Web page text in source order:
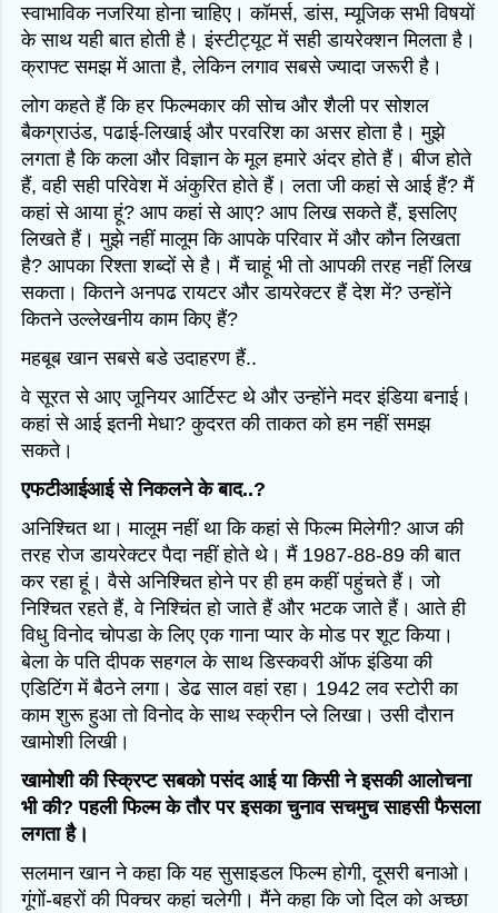
स्वाभाविक नजरिया होना चाहिए। कॉमर्स, डांस, म्यूजिक सभी विषयों
के साथ यही बात होती है। इंस्टीट्यूट में सही डायरेक्शन मिलता है।
क्राफ्ट समझ में आता है, लेकिन लगाव सबसे ज्यादा जरूरी है।
लोग कहते हैं कि हर फिल्मकार की सोच और शैली पर सोशल
बैकग्राउंड, पढाई-लिखाई और परवरिश का असर होता है। मुझे
लगता है कि कला और विज्ञान के मूल हमारे अंदर होते हैं। बीज होते
हैं, वही सही परिवेश में अंकुरित होते हैं। लता जी कहां से आई हैं? मैं
कहां से आया हूं? आप कहां से आए? आप लिख सकते हैं, इसलिए
लिखते हैं। मुझे नहीं मालूम कि आपके परिवार में और कौन लिखता
है? आपका रिश्ता शब्दों से है। मैं चाहूं भी तो आपकी तरह नहीं लिख
सकता। कितने अनपढ रायटर और डायरेक्टर हैं देश में? उन्होंने
कितने उल्लेखनीय काम किए हैं?
महबूब खान सबसे बडे उदाहरण हैं..
वे सूरत से आए जूनियर आर्टिस्ट थे और उन्होंने मदर इंडिया बनाई।
कहां से आई इतनी मेधा? कुदरत की ताकत को हम नहीं समझ
सकते।
एफटीआईआई से निकलने के बाद..?
अनिश्चित था। मालूम नहीं था कि कहां से फिल्म मिलेगी? आज की
तरह रोज डायरेक्टर पैदा नहीं होते थे। मैं 1987-88-89 की बात
कर रहा हूं। वैसे अनिश्चित होने पर ही हम कहीं पहुंचते हैं। जो
निश्चित रहते हैं, वे निश्चिंत हो जाते हैं और भटक जाते हैं। आते ही
विधु विनोद चोपडा के लिए एक गाना प्यार के मोड पर शूट किया।
बेला के पति दीपक सहगल के साथ डिस्कवरी ऑफ इंडिया की
एडिटिंग में बैठने लगा। डेढ साल वहां रहा। 1942 लव स्टोरी का
काम शुरू हुआ तो विनोद के साथ स्क्रीन प्ले लिखा। उसी दौरान
खामोशी लिखी।
खामोशी की स्क्रिप्ट सबको पसंद आई या किसी ने इसकी आलोचना
भी की? पहली फिल्म के तौर पर इसका चुनाव सचमुच साहसी फैसला
लगता है।
सलमान खान ने कहा कि यह सुसाइडल फिल्म होगी, दूसरी बनाओ।
गूंगों-बहरों की पिक्चर कहां चलेगी। मैंने कहा कि जो दिल को अच्छा